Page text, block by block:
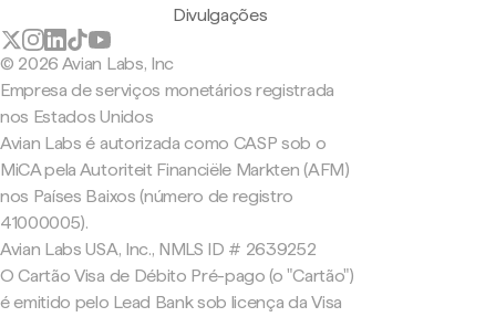
Divulgações
© 2026 Avian Labs, Inc
Empresa de serviços monetários registrada
nos Estados Unidos
Avian Labs é autorizada como CASP sob o
MiCA pela Autoriteit Financiële Markten (AFM)
nos Países Baixos (número de registro
41000005).
Avian Labs USA, Inc., NMLS ID # 2639252
O Cartão Visa de Débito Pré-pago (o "Cartão")
é emitido pelo Lead Bank sob licença da Visa